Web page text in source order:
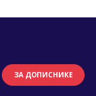
ЗА ДОПИСНИКЕ